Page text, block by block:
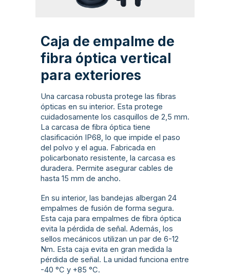
Caja de empalme de
fibra óptica vertical
para exteriores
Una carcasa robusta protege las fibras
ópticas en su interior. Esta protege
cuidadosamente los casquillos de 2,5 mm.
La carcasa de fibra óptica tiene
clasificación IP68, lo que impide el paso
del polvo y el agua. Fabricada en
policarbonato resistente, la carcasa es
duradera. Permite asegurar cables de
hasta 15 mm de ancho.
En su interior, las bandejas albergan 24
empalmes de fusión de forma segura.
Esta caja para empalmes de fibra óptica
evita la pérdida de señal. Además, los
sellos mecánicos utilizan un par de 6-12
Nm. Esta caja evita en gran medida la
pérdida de señal. La unidad funciona entre
-40 °C y +85 °C.